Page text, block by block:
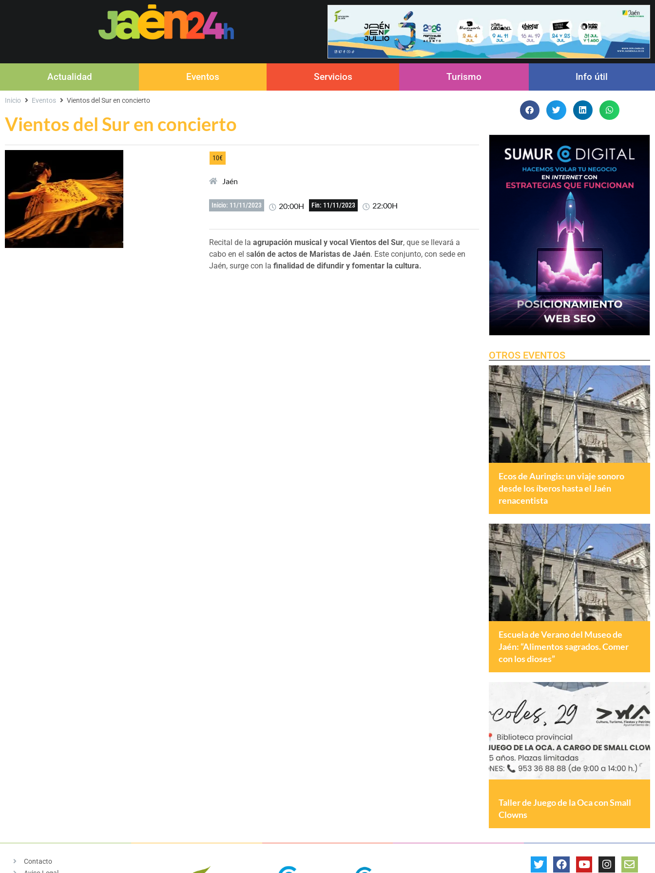
Actualidad Eventos Servicios Turismo Info útil
Vientos del Sur en concierto
Inicio Eventos Vientos del Sur en concierto
10€
Jaén
Inicio: 11/11/2023 20:00H Fin: 11/11/2023 22:00H
Recital de laagrupación musical y vocal Vientos del Sur, que se llevará a
cabo en el salón de actos de Maristas de Jaén. Este conjunto, con sede en
Jaén, surge con lafinalidad de difundir y fomentar la cultura.
OTROS EVENTOS
Ecos de Auringis: un viaje sonoro
desde los íberos hasta el Jaén
renacentista
Escuela de Verano del Museo de
Jaén: “Alimentos sagrados. Comer
con los dioses”
Taller de Juego de la Oca con Small
Clowns
Contacto